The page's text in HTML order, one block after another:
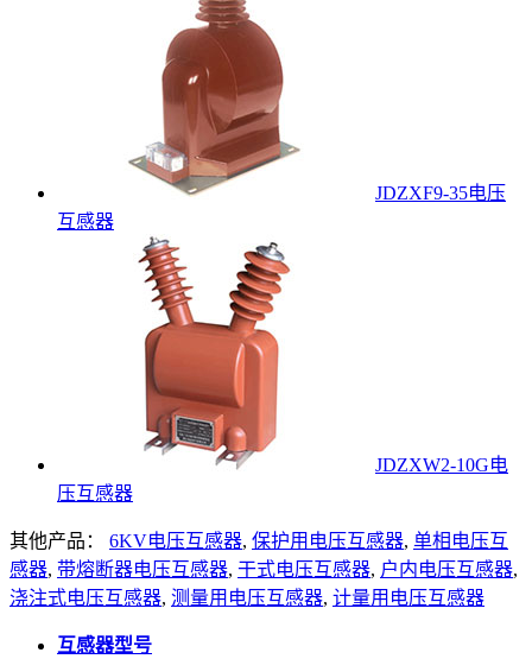
JDZXF9-35电压
互感器
JDZXW2-10G电
压互感器
其他产品： 6KV电压互感器, 保护用电压互感器, 单相电压互
感器, 带熔断器电压互感器, 干式电压互感器, 户内电压互感器,
浇注式电压互感器, 测量用电压互感器, 计量用电压互感器
互感器型号